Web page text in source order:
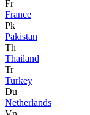
Fr
France
Pk
Pakistan
Th
Thailand
Tr
Turkey
Du
Netherlands